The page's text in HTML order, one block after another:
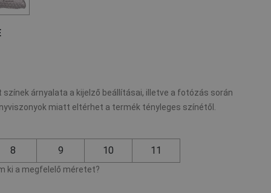
árnyalata a kijelző beállításai, illetve a fotózás során
miatt eltérhet a termék tényleges színétől.
8 9 10 11
ki a megfelelő méretet?